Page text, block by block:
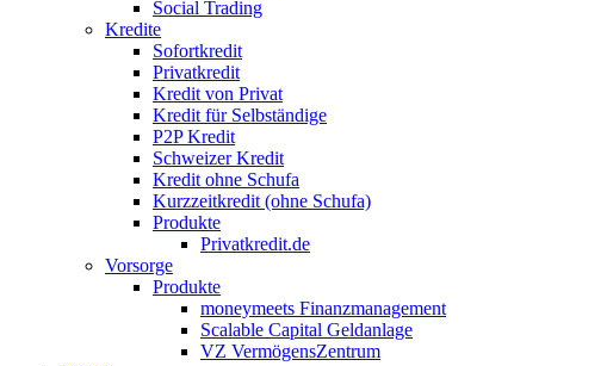
Social Trading
Kredite
Sofortkredit
Privatkredit
Kredit von Privat
Kredit für Selbständige
P2P Kredit
Schweizer Kredit
Kredit ohne Schufa
Kurzzeitkredit (ohne Schufa)
Produkte
Privatkredit.de
Vorsorge
Produkte
moneymeets Finanzmanagement
Scalable Capital Geldanlage
VZ VermögensZentrum